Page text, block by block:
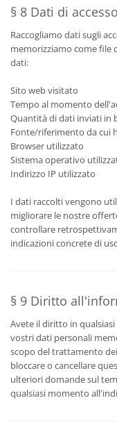
§ 8 Dati di accesso
Raccogliamo dati sugli
memorizziamo come file
dati:
Sito web visitato
Tempo al momento
Quantità di dati inviati in
Fonte/riferimento da cui
Browser utilizzato
Sistema operativo
Indirizzo IP utilizzato
I dati raccolti vengono
migliorare le nostre
controllare
indicazioni concrete di
§ 9 Diritto
Avete il diritto in
vostri dati personali
scopo del trattamento
bloccare o cancellare
ulteriori domande sul
qualsiasi momento